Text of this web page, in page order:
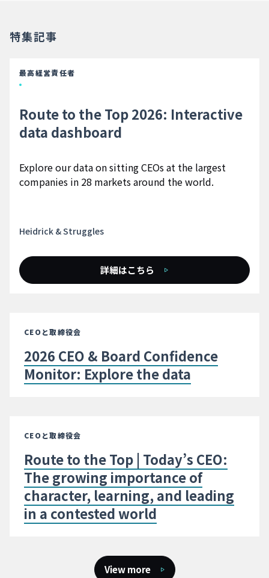
特集記事
最高経営責任者
Route to the Top 2026: Interactive
data dashboard
Explore our data on sitting CEOs at the largest
companies in 28 markets around the world.
Heidrick & Struggles
詳細はこちら
CEOと取締役会
2026 CEO & Board Confidence
Monitor: Explore the data
CEOと取締役会
Route to the Top | Today’s CEO:
The growing importance of
character, learning, and leading
in a contested world
View more